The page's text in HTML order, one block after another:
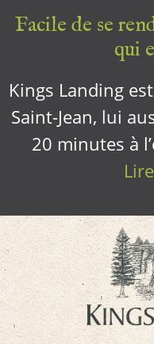
Facile de se
qui
Kings Landing
Saint-Jean, lui
20 minutes à